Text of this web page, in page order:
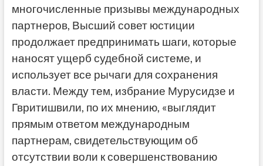
многочисленные призывы международных
партнеров, Высший совет юстиции
продолжает предпринимать шаги, которые
наносят ущерб судебной системе, и
использует все рычаги для сохранения
власти. Между тем, избрание Мурусидзе и
Гвритишвили, по их мнению, «выглядит
прямым ответом международным
партнерам, свидетельствующим об
отсутствии воли к совершенствованию